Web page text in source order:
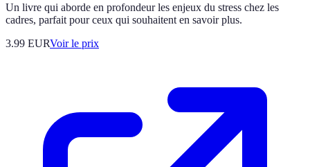
Un livre qui aborde en profondeur les enjeux du stress chez les
cadres, parfait pour ceux qui souhaitent en savoir plus.
3.99 EURVoir le prix